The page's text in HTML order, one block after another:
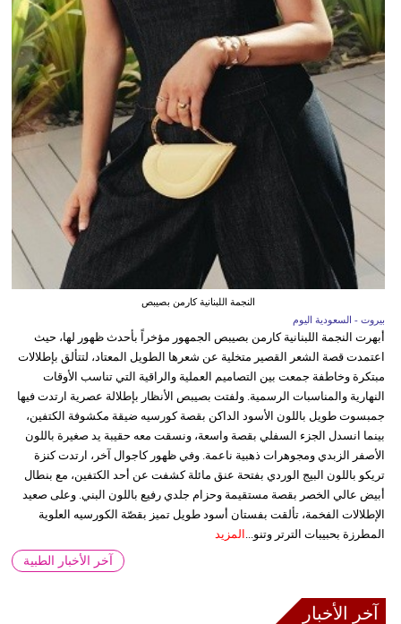
النجمة اللبنانية كارمن بصيبص
بيروت - السعودية اليوم
أبهرت النجمة اللبنانية كارمن بصيبص الجمهور مؤخراً بأحدث ظهور لها، حيث
اعتمدت قصة الشعر القصير متخلية عن شعرها الطويل المعتاد، لتتألق بإطلالات
مبتكرة وخاطفة جمعت بين التصاميم العملية والراقية التي تناسب الأوقات
النهارية والمناسبات الرسمية. ولفتت بصيبص الأنظار بإطلالة عصرية ارتدت فيها
جمبسوت طويل باللون الأسود الداكن بقصة كورسيه ضيقة مكشوفة الكتفين،
بينما انسدل الجزء السفلي بقصة واسعة، ونسقت معه حقيبة يد صغيرة باللون
الأصفر الزبدي ومجوهرات ذهبية ناعمة. وفي ظهور كاجوال آخر، ارتدت كنزة
تريكو باللون البيج الوردي بفتحة عنق مائلة كشفت عن أحد الكتفين، مع بنطال
أبيض عالي الخصر بقصة مستقيمة وحزام جلدي رفيع باللون البني. وعلى صعيد
الإطلالات الفخمة، تألقت بفستان أسود طويل تميز بقصّة الكورسيه العلوية
المطرزة بحبيبات الترتر وتنو...
المزيد
آخر الأخبار الطبية
آخر الأخبار